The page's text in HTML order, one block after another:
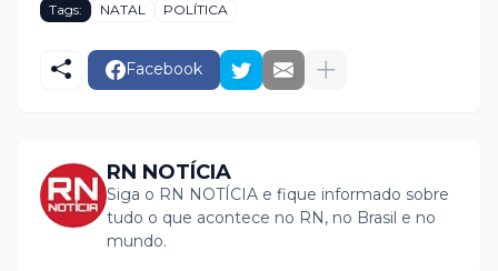
Tags: NATAL POLÍTICA
Facebook
RN NOTÍCIA
Siga o RN NOTÍCIA e fique informado sobre
tudo o que acontece no RN, no Brasil e no
mundo.